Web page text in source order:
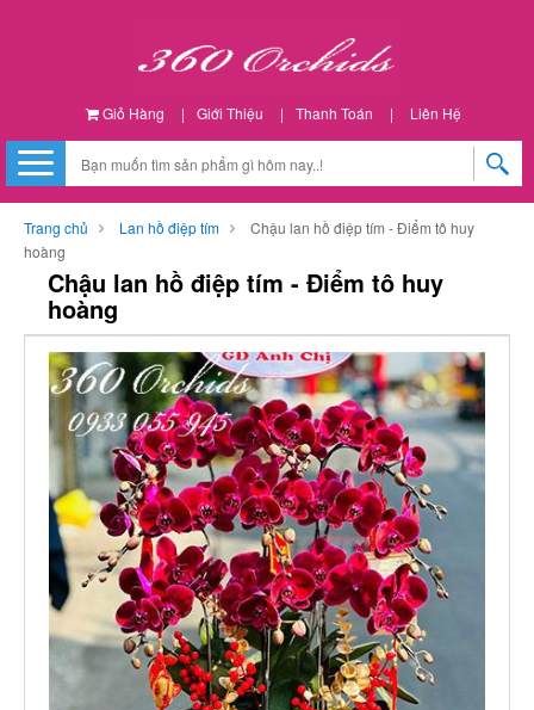
Giỏ Hàng | Giới Thiệu | Thanh Toán | Liên Hệ
Trang chủ Lan hồ điệp tím
Chậu lan hồ điệp tím - Điểm tô huy
hoàng
Chậu lan hồ điệp tím - Điểm tô huy
hoàng